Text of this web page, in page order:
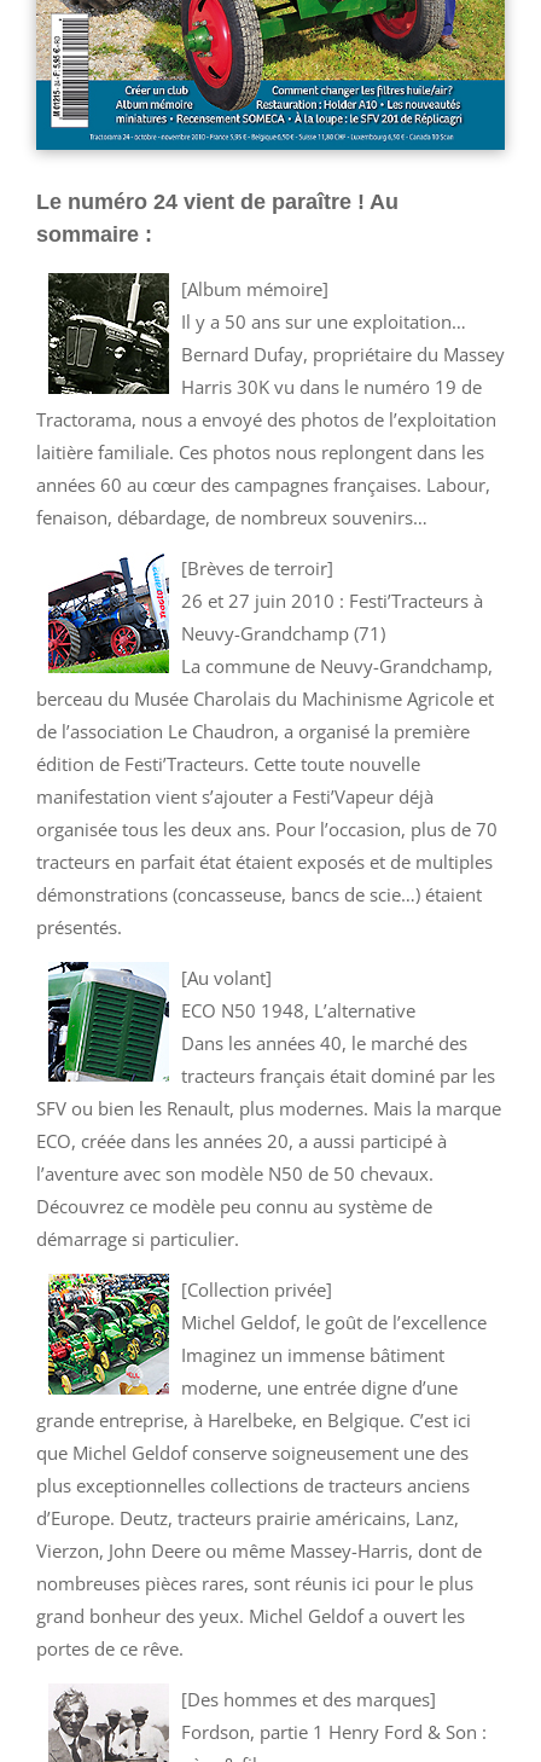
Le numéro 24 vient de paraître ! Au
sommaire :
[Album mémoire]
Il y a 50 ans sur une exploitation…
Bernard Dufay, propriétaire du Massey
Harris 30K vu dans le numéro 19 de
Tractorama, nous a envoyé des photos de l’exploitation
laitière familiale. Ces photos nous replongent dans les
années 60 au cœur des campagnes françaises. Labour,
fenaison, débardage, de nombreux souvenirs…
[Brèves de terroir]
26 et 27 juin 2010 : Festi’Tracteurs à
Neuvy-Grandchamp (71)
La commune de Neuvy-Grandchamp,
berceau du Musée Charolais du Machinisme Agricole et
de l’association Le Chaudron, a organisé la première
édition de Festi’Tracteurs. Cette toute nouvelle
manifestation vient s’ajouter a Festi’Vapeur déjà
organisée tous les deux ans. Pour l’occasion, plus de 70
tracteurs en parfait état étaient exposés et de multiples
démonstrations (concasseuse, bancs de scie…) étaient
présentés.
[Au volant]
ECO N50 1948, L’alternative
Dans les années 40, le marché des
tracteurs français était dominé par les
SFV ou bien les Renault, plus modernes. Mais la marque
ECO, créée dans les années 20, a aussi participé à
l’aventure avec son modèle N50 de 50 chevaux.
Découvrez ce modèle peu connu au système de
démarrage si particulier.
[Collection privée]
Michel Geldof, le goût de l’excellence
Imaginez un immense bâtiment
moderne, une entrée digne d’une
grande entreprise, à Harelbeke, en Belgique. C’est ici
que Michel Geldof conserve soigneusement une des
plus exceptionnelles collections de tracteurs anciens
d’Europe. Deutz, tracteurs prairie américains, Lanz,
Vierzon, John Deere ou même Massey-Harris, dont de
nombreuses pièces rares, sont réunis ici pour le plus
grand bonheur des yeux. Michel Geldof a ouvert les
portes de ce rêve.
[Des hommes et des marques]
Fordson, partie 1 Henry Ford & Son :